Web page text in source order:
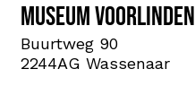
Museum Voorlinden
Buurtweg 90
2244AG Wassenaar